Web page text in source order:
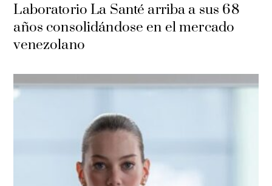
Laboratorio La Santé arriba a sus 68
años consolidándose en el mercado
venezolano